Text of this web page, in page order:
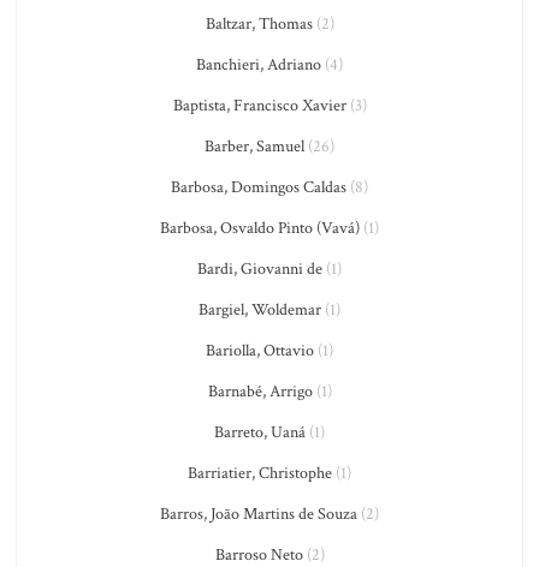
Baltzar, Thomas(2)
Banchieri, Adriano (4)
Baptista, Francisco Xavier(3)
Barber, Samuel (26)
Barbosa, Domingos Caldas (8)
Barbosa, Osvaldo Pinto (Vavá) (1)
Bardi, Giovanni de (1)
Bargiel, Woldemar (1)
Bariolla, Ottavio (1)
Barnabé, Arrigo(1)
Barreto, Uaná (1)
Barriatier, Christophe (1)
Barros, João Martins de Souza (2)
Barroso Neto(2)